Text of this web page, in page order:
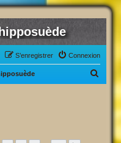
Connexion
S’enregistrer